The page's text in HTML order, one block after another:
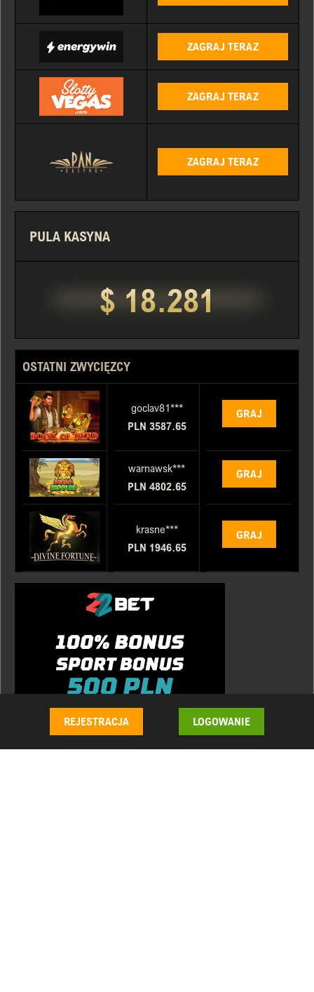
ZAGRAJ TERAZ
ZAGRAJ TERAZ
ZAGRAJ TERAZ
PULA KASYNA
$ 18.281
OSTATNI ZWYCIĘZCY
goclav81***
PLN 3587.65
GRAJ
warnawsk***
PLN 4802.65
GRAJ
krasne***
PLN 1946.65
GRAJ
REJESTRACJA LOGOWANIE